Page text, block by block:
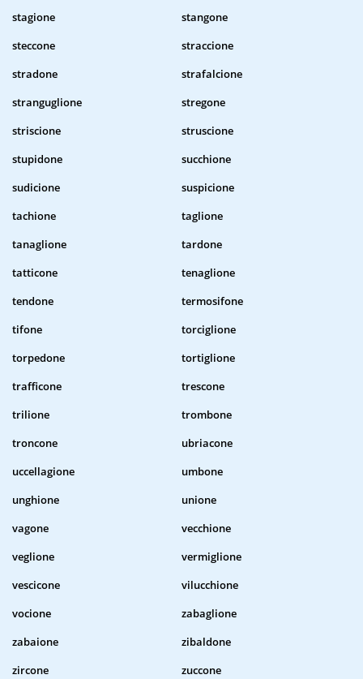
stagione
stangone
steccone
straccione
stradone
strafalcione
stranguglione
stregone
striscione
struscione
stupidone
succhione
sudicione
suspicione
tachione
taglione
tanaglione
tardone
tatticone
tenaglione
tendone
termosifone
tifone
torciglione
torpedone
tortiglione
trafficone
trescone
trilione
trombone
troncone
ubriacone
uccellagione
umbone
unghione
unione
vagone
vecchione
veglione
vermiglione
vescicone
vilucchione
vocione
zabaglione
zabaione
zibaldone
zircone
zuccone